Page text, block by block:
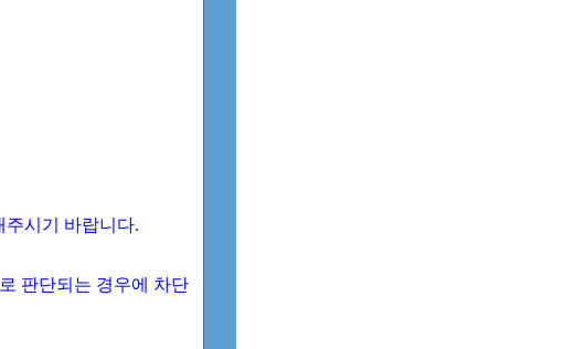
주시기 바랍니다.
판단되는 경우에 차단